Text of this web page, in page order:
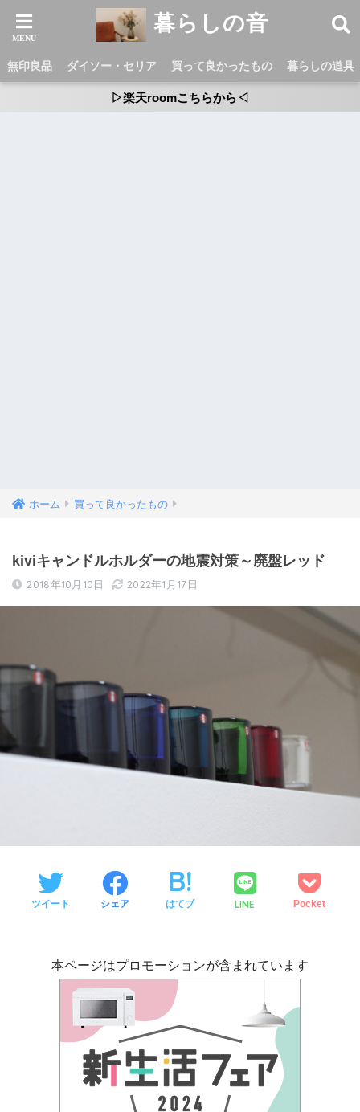
暮らしの音
無印良品 ダイソー・セリア 買って良かったもの 暮らしの道具
▷楽天roomこちらから◁
ホーム 買って良かったもの
kiviキャンドルホルダーの地震対策～廃盤レッド
2018年10月10日 2022年1月17日
ツイート シェア はてブ LINE Pocket
本ページはプロモーションが含まれています